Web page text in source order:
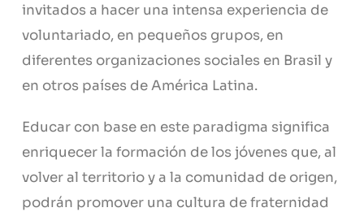
invitados a hacer una intensa experiencia de
voluntariado, en pequeños grupos, en
diferentes organizaciones sociales en Brasil y
en otros países de América Latina.
Educar con base en este paradigma significa
enriquecer la formación de los jóvenes que, al
volver al territorio y a la comunidad de origen,
podrán promover una cultura de fraternidad